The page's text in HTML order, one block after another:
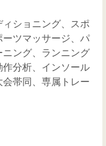
ィショニング、スポ
ーツマッサージ、パ
ニング、ランニング
分析、インソール
会帯同、専属トレー